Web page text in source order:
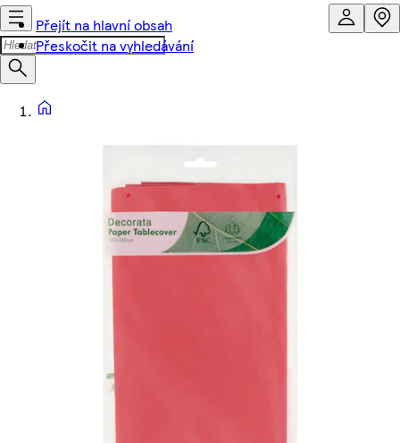
Přejít na hlavní obsah
Přeskočit na vyhledávání